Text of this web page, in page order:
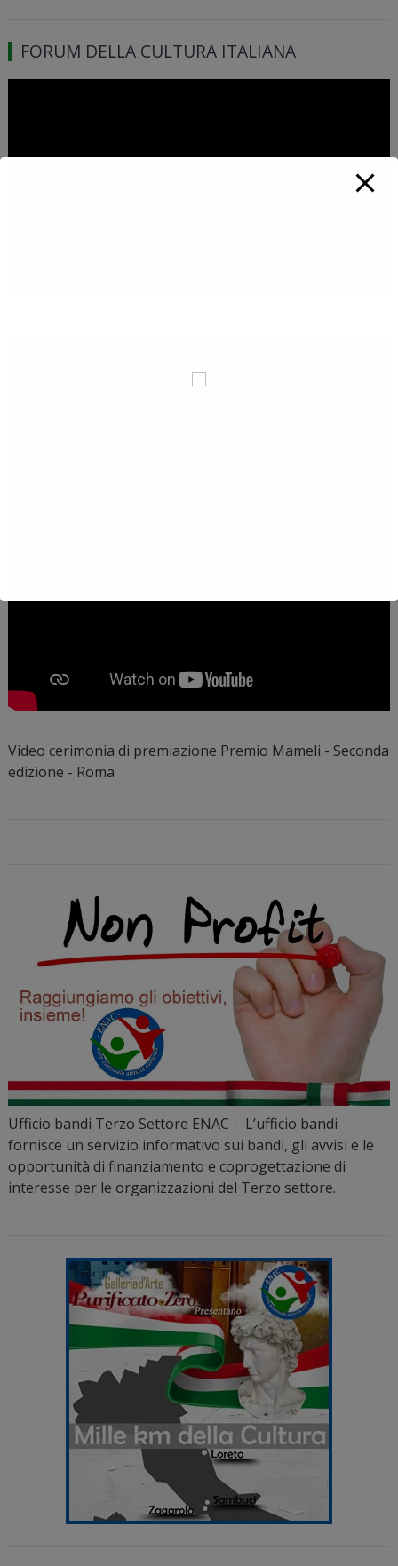
FORUM DELLA CULTURA ITALIANA
Video cerimonia di premiazione Premio Mameli - Seconda
edizione - Roma
Ufficio bandi Terzo Settore ENAC - L’ufficio bandi
fornisce un servizio informativo sui bandi, gli avvisi e le
opportunità di finanziamento e coprogettazione di
interesse per le organizzazioni del Terzo settore.